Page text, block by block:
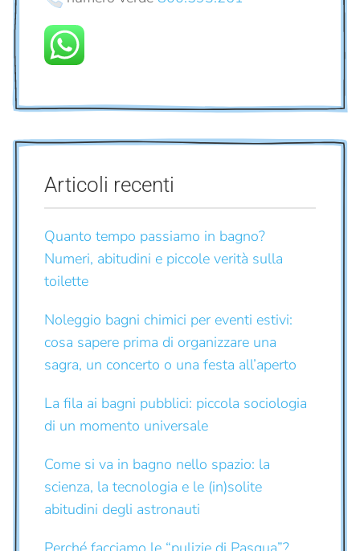
Articoli recenti
Quanto tempo passiamo in bagno?
Numeri, abitudini e piccole verità sulla
toilette
Noleggio bagni chimici per eventi estivi:
cosa sapere prima di organizzare una
sagra, un concerto o una festa all’aperto
La fila ai bagni pubblici: piccola sociologia
di un momento universale
Come si va in bagno nello spazio: la
scienza, la tecnologia e le (in)solite
abitudini degli astronauti